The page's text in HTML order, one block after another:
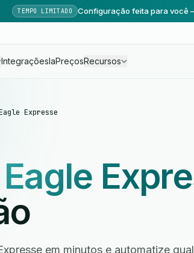
TEMPO LIMITADO Configuração feita para você
IntegraçõesIaPreçosRecursos
Expresse
Eagle
em minutos e automatize